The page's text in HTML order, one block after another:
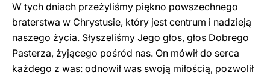
W tych dniach przeżyliśmy piękno powszechnego
braterstwa w Chrystusie, który jest centrum i nadzieją
naszego życia. Słyszeliśmy Jego głos, głos Dobrego
Pasterza, żyjącego pośród nas. On mówił do serca
każdego z was: odnowił was swoją miłością, pozwolił